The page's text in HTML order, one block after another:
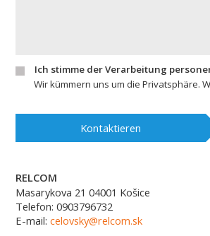
Ich stimme der Verarbeitung
Wir kümmern uns um die Privatsphäre.
Kontaktieren
RELCOM
Masarykova 21 04001 Košice
Telefon: 0903796732
E-mail: celovsky@relcom.sk